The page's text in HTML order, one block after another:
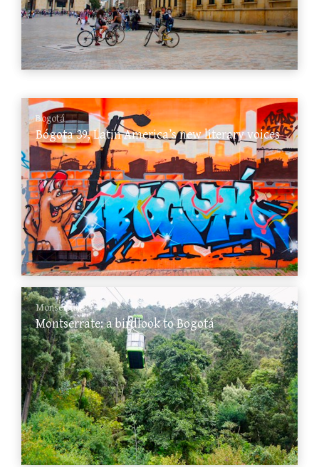
Bogotá
Bógota 39, Latin America’s new literary voices
Monserrate
Montserrate: a birdlook to Bogotá